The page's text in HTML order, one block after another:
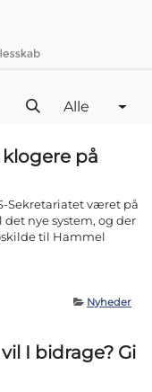
Alle
på
Sekretariatet været på
nye system, og der
til Hammel
Nyheder
I bidrage? Gi